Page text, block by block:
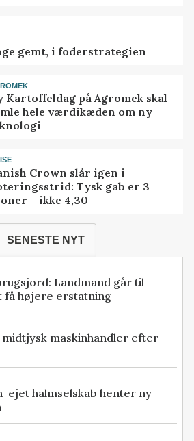
gemt, i foderstrategien
Kartoffeldag på Agromek skal
hele værdikæden om ny
Crown slår igen i
Tysk gab er 3
– ikke 4,30
SENESTE NYT
Landmand går til
få højere erstatning
maskinhandler efter
ejet halmselskab henter ny